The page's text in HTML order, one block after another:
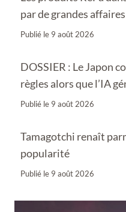
par de grandes
Publié le 9 août 2026
DOSSIER : Le Japon
règles alors que l’IA
Publié le 9 août 2026
Tamagotchi renaît
popularité
Publié le 9 août 2026